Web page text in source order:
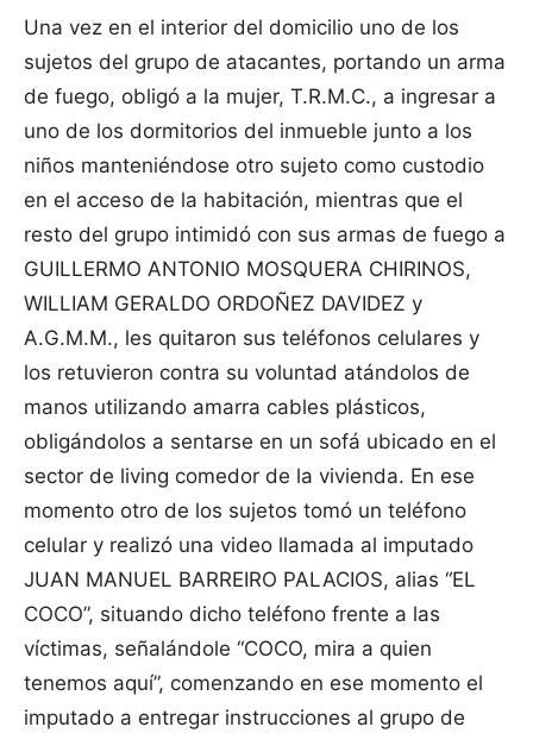
Una vez en el interior del domicilio uno de los
sujetos del grupo de atacantes, portando un arma
de fuego, obligó a la mujer, T.R.M.C., a ingresar a
uno de los dormitorios del inmueble junto a los
niños manteniéndose otro sujeto como custodio
en el acceso de la habitación, mientras que el
resto del grupo intimidó con sus armas de fuego a
GUILLERMO ANTONIO MOSQUERA CHIRINOS,
WILLIAM GERALDO ORDOÑEZ DAVIDEZ y
A.G.M.M., les quitaron sus teléfonos celulares y
los retuvieron contra su voluntad atándolos de
manos utilizando amarra cables plásticos,
obligándolos a sentarse en un sofá ubicado en el
sector de living comedor de la vivienda. En ese
momento otro de los sujetos tomó un teléfono
celular y realizó una video llamada al imputado
JUAN MANUEL BARREIRO PALACIOS, alias “EL
COCO”, situando dicho teléfono frente a las
víctimas, señalándole “COCO, mira a quien
tenemos aquí”, comenzando en ese momento el
imputado a entregar instrucciones al grupo de